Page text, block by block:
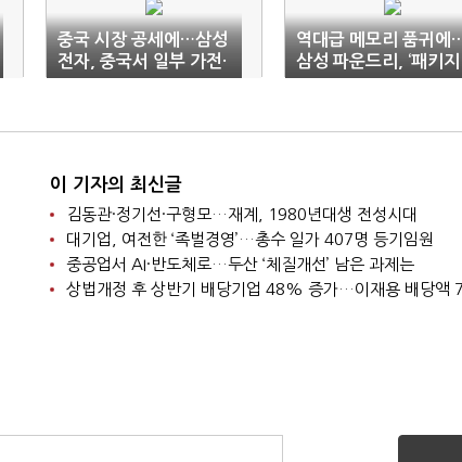
중국 시장 공세에…삼성
전자, 중국서 일부 가전·
TV 사업 철수
역대급 메모리 품귀에
삼성 파운드리, ‘패키지
딜’ 공략
이 기자의 최신글
김동관·정기선·구형모…재계, 1980년대생 전성시대
대기업, 여전한 ‘족벌경영’…총수 일가 407명 등기임원
중공업서 AI·반도체로…두산 ‘체질개선’ 남은 과제는